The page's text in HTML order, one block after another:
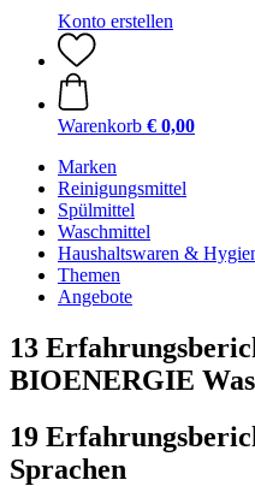
Konto erstellen
Warenkorb € 0,00
Marken
Reinigungsmittel
Spülmittel
Waschmittel
Haushaltswaren &
Themen
Angebote
13
BIOENERGIE
19
Sprachen